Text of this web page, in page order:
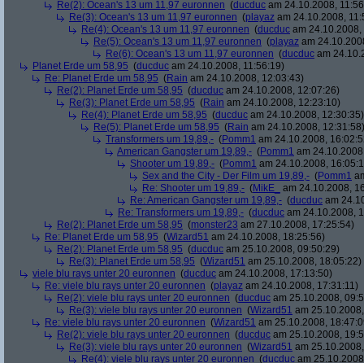
Re(2): Ocean's 13 um 11,97 euronnen (ducduc am 24.10.2008,
Re(3): Ocean's 13 um 11,97 euronnen (playaz am 24.10.2008,
Re(4): Ocean's 13 um 11,97 euronnen (ducduc am
Re(5): Ocean's 13 um 11,97 euronnen (playaz am
Re(6): Ocean's 13 um 11,97 euronnen (ducduc am
Planet Erde um 58,95 (ducduc am 24.10.2008, 11:56:19)
Re: Planet Erde um 58,95 (Rain am 24.10.2008, 12:03:43)
Re(2): Planet Erde um 58,95 (ducduc am 24.10.2008, 12:07:26)
Re(3): Planet Erde um 58,95 (Rain am 24.10.2008, 12:23:10)
Re(4): Planet Erde um 58,95 (ducduc am 24.10.2008, 12:30:35)
Re(5): Planet Erde um 58,95 (Rain am 24.10.2008, 12:31:58)
Transformers um 19,89,- (Pomm1 am 24.10.2008,
American Gangster um 19,89,- (Pomm1 am
Shooter um 19,89,- (Pomm1 am 24.10.2008,
Sex and the City - Der Film um 19,89,- (Pomm1
Re: Shooter um 19,89,- (MikE_
am 24.10.2008,
Re: American Gangster um 19,89,- (ducduc am
Re: Transformers um 19,89,- (ducduc am 24.10.2008,
Re(2): Planet Erde um 58,95 (monster23 am 27.10.2008, 17:25:54)
Re: Planet Erde um 58,95 (Wizard51 am 24.10.2008, 18:25:56)
Re(2): Planet Erde um 58,95 (ducduc am 25.10.2008, 09:50:29)
Re(3): Planet Erde um 58,95 (Wizard51 am 25.10.2008, 18:05:22)
viele blu rays unter 20 euronnen (ducduc am 24.10.2008, 17:13:50)
Re: viele blu rays unter 20 euronnen (playaz am 24.10.2008, 17:31:11)
Re(2): viele blu rays unter 20 euronnen (ducduc am 25.10.2008,
Re(3): viele blu rays unter 20 euronnen (Wizard51 am
Re: viele blu rays unter 20 euronnen (Wizard51 am 25.10.2008,
Re(2): viele blu rays unter 20 euronnen (ducduc am 25.10.2008,
Re(3): viele blu rays unter 20 euronnen (Wizard51 am
Re(4): viele blu rays unter 20 euronnen (ducduc am